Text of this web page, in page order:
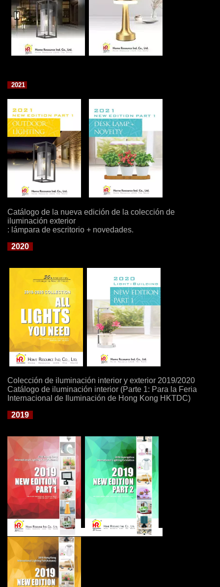
2021
Catálogo de la nueva edición de la colección de
iluminación exterior
: lámpara de escritorio + novedades.
2020
Colección de iluminación interior y exterior 2019/2020
Catálogo de iluminación interior (Parte 1: Para la Feria
Internacional de Iluminación de Hong Kong HKTDC)
2019